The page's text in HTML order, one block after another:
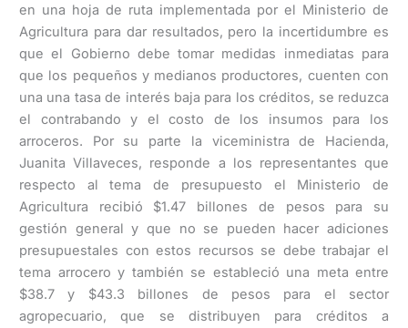
en una hoja de ruta implementada por el Ministerio de
Agricultura para dar resultados, pero la incertidumbre es
que el Gobierno debe tomar medidas inmediatas para
que los pequeños y medianos productores, cuenten con
una una tasa de interés baja para los créditos, se reduzca
el contrabando y el costo de los insumos para los
arroceros. Por su parte la viceministra de Hacienda,
Juanita Villaveces, responde a los representantes que
respecto al tema de presupuesto el Ministerio de
Agricultura recibió $1.47 billones de pesos para su
gestión general y que no se pueden hacer adiciones
presupuestales con estos recursos se debe trabajar el
tema arrocero y también se estableció una meta entre
$38.7 y $43.3 billones de pesos para el sector
agropecuario, que se distribuyen para créditos a